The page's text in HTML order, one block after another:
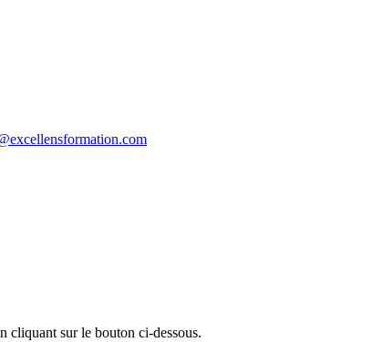
cliquant sur le bouton ci-dessous.